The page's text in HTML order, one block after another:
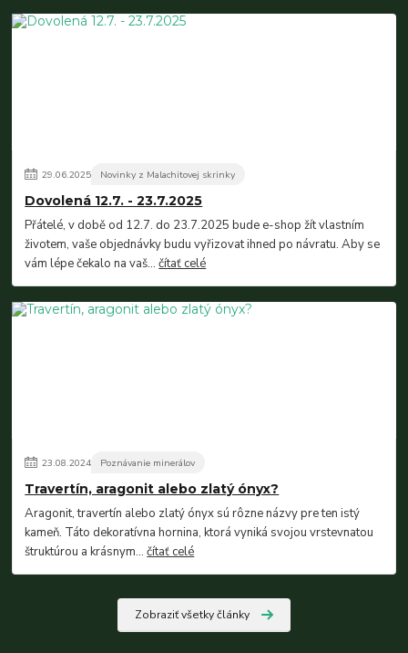
29.06.2025 Novinky z Malachitovej skrinky
Dovolená 12.7. - 23.7.2025
Přátelé, v době od 12.7. do 23.7.2025 bude e-shop žít vlastním
životem, vaše objednávky budu vyřizovat ihned po návratu. Aby se
vám lépe čekalo na vaš...čítať celé
23.08.2024 Poznávanie minerálov
Travertín, aragonit alebo zlatý ónyx?
Aragonit, travertín alebo zlatý ónyx sú rôzne názvy pre ten istý
kameň. Táto dekoratívna hornina, ktorá vyniká svojou vrstevnatou
štruktúrou a krásnym...čítať celé
Zobraziť všetky články